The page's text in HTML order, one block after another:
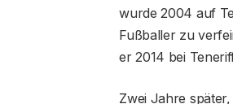
wurde 2004 auf
Fußballer zu
er 2014 bei
Zwei Jahre